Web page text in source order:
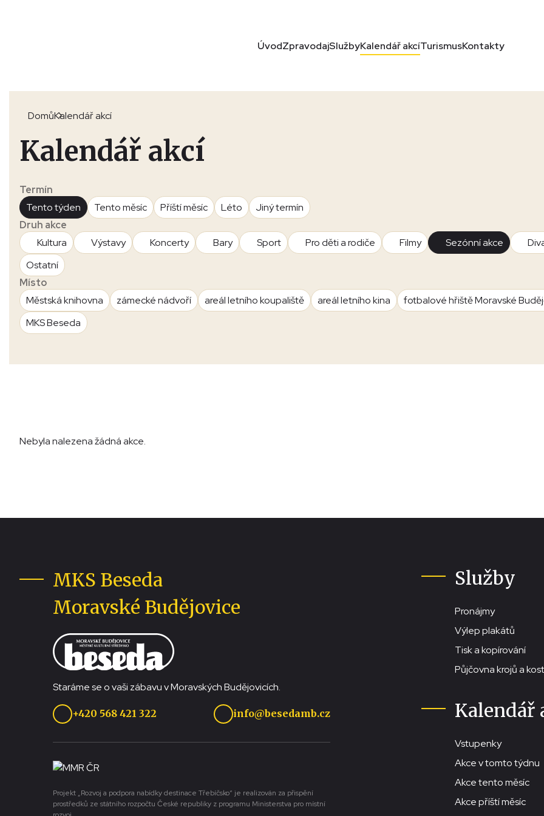
ÚvodZpravodajSlužbyKalendář akcíTurismusKontakty
DomůKalendář akcí
Kalendář akcí
Termín
Tento týden
Tento měsíc Příští měsíc Léto
Jiný termín
Druh akce
Kultura
Výstavy Koncerty Bary Sport Pro děti a rodiče Filmy Sezónní akce
Ostatní
Místo
Městská knihovna
zámecké nádvoří areál letního koupaliště areál letního kina
fotbalové hřiště Moravské
MKS Beseda
Nebyla nalezena žádná akce.
MKS Beseda
Moravské Budějovice
Staráme se o vaši zábavu v Moravských Budějovicích.
+420 568 421 322 info@besedamb.cz
Projekt „Rozvoj a podpora nabídky destinace Třebíčsko“ je realizován za přispění
prostředků ze státního rozpočtu České republiky z programu Ministerstva pro místní
Služby
Pronájmy
Výlep plakátů
Tisk a kopírování
Půjčovna krojů a
Kalendář
Vstupenky
Akce v tomto týdnu
Akce tento měsíc
Akce příští měsíc